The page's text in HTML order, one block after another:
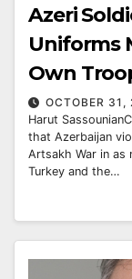
Azeri
Uniforms
Own
OCTOBER 31,
Harut
that Azerbaijan
Artsakh War in as
Turkey and the…